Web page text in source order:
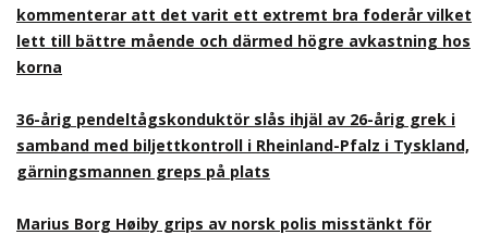
kommenterar att det varit ett extremt bra foderår vilket
lett till bättre mående och därmed högre avkastning hos
korna
36-årig pendeltågskonduktör slås ihjäl av 26-årig grek i
samband med biljettkontroll i Rheinland-Pfalz i Tyskland,
gärningsmannen greps på plats
Marius Borg Høiby grips av norsk polis misstänkt för